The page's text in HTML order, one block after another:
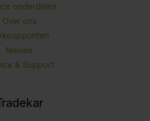
onderdelen
Over ons
Nieuws
& Support